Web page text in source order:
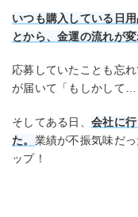
いつも購入している日
とから、金運の流れが
応募していたことも忘
が届いて「もしかして…
そしてある日、 会社に
た。 業績が不振気味だ
ップ！